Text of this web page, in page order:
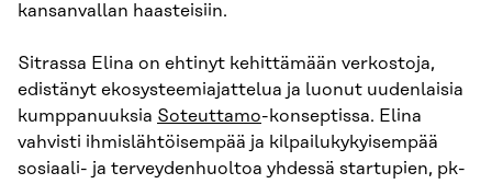
kansanvallan haasteisiin.
Sitrassa Elina on ehtinyt kehittämään verkostoja,
edistänyt ekosysteemiajattelua ja luonut uudenlaisia
kumppanuuksia Soteuttamo-konseptissa. Elina
vahvisti ihmislähtöisempää ja kilpailukykyisempää
sosiaali- ja terveydenhuoltoa yhdessä startupien, pk-